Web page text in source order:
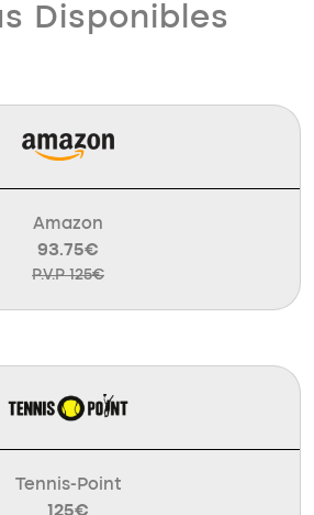
Disponibles
Amazon
93.75€
P.V.P 125€
Tennis-Point